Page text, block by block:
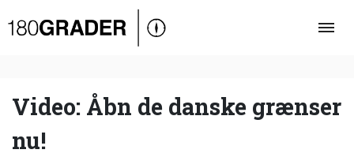
Oversigt
Debat
Video
Video: Åbn de danske grænser
nu!